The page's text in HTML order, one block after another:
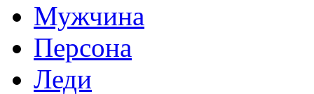
Мужчина
Персона
Леди